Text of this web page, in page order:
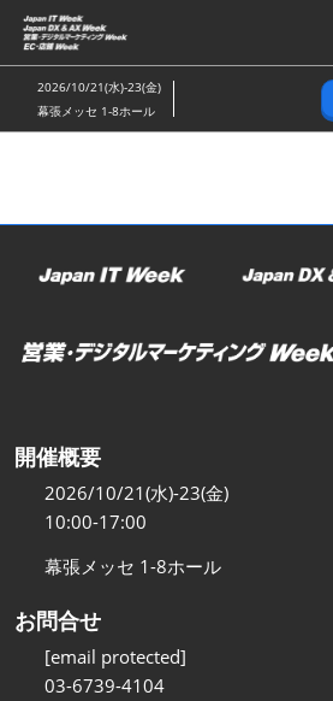
ス
キ
ッ
し
む
2026/10/21(水)-23(金)
幕張メッセ 1-8ホール
開催概要
2026/10/21(水)-23(金)
10:00-17:00
幕張メッセ 1-8ホール
お問合せ
[email protected]
03-6739-4104